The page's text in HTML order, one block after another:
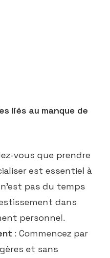
liés au manque de
vous que prendre
est essentiel à
pas du temps
dans
personnel.
: Commencez par
et sans